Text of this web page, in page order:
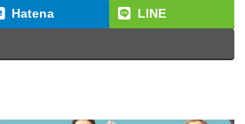
Hatena LINE